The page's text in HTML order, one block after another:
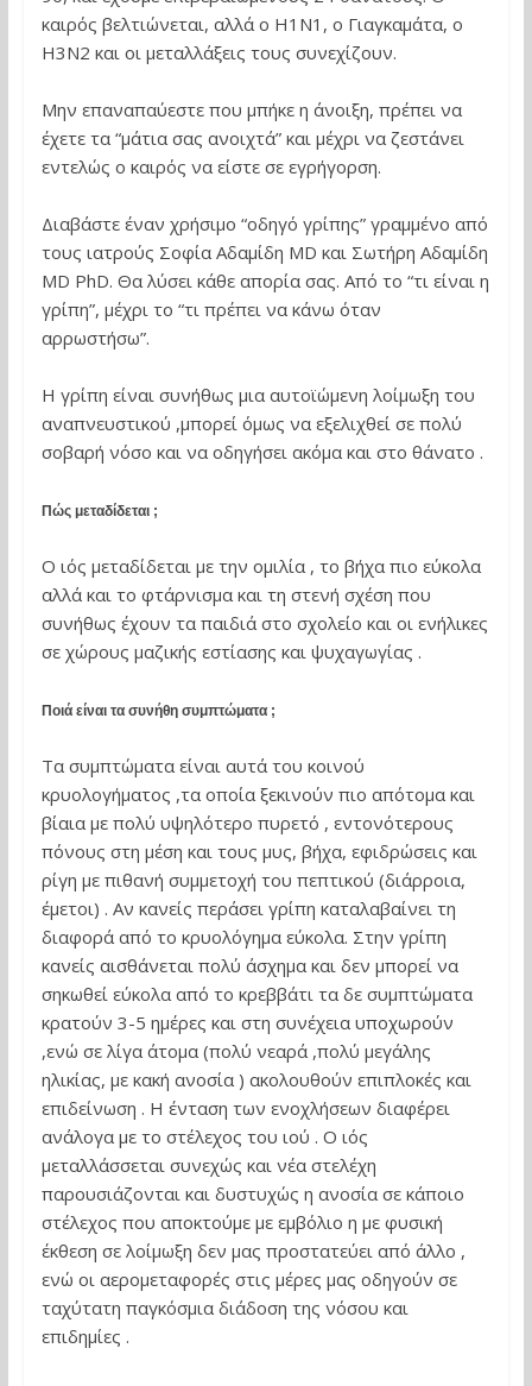
καιρός βελτιώνεται, αλλά ο Η1Ν1, ο Γιαγκαμάτα, ο
Η3Ν2 και οι μεταλλάξεις τους συνεχίζουν.
Μην επαναπαύεστε που μπήκε η άνοιξη, πρέπει να
έχετε τα “μάτια σας ανοιχτά” και μέχρι να ζεστάνει
εντελώς ο καιρός να είστε σε εγρήγορση.
Διαβάστε έναν χρήσιμο “οδηγό γρίπης” γραμμένο από
τους ιατρούς Σοφία Αδαμίδη MD και Σωτήρη Αδαμίδη
MD PhD. Θα λύσει κάθε απορία σας. Από το “τι είναι η
γρίπη”, μέχρι το “τι πρέπει να κάνω όταν
αρρωστήσω”.
Η γρίπη είναι συνήθως μια αυτοϊώμενη λοίμωξη του
αναπνευστικού ,μπορεί όμως να εξελιχθεί σε πολύ
σοβαρή νόσο και να οδηγήσει ακόμα και στο θάνατο .
Πώς μεταδίδεται ;
Ο ιός μεταδίδεται με την ομιλία , το βήχα πιο εύκολα
αλλά και το φτάρνισμα και τη στενή σχέση που
συνήθως έχουν τα παιδιά στο σχολείο και οι ενήλικες
σε χώρους μαζικής εστίασης και ψυχαγωγίας .
Ποιά είναι τα συνήθη συμπτώματα ;
Τα συμπτώματα είναι αυτά του κοινού
κρυολογήματος ,τα οποία ξεκινούν πιο απότομα και
βίαια με πολύ υψηλότερο πυρετό , εντονότερους
πόνους στη μέση και τους μυς, βήχα, εφιδρώσεις και
ρίγη με πιθανή συμμετοχή του πεπτικού (διάρροια,
έμετοι) . Αν κανείς περάσει γρίπη καταλαβαίνει τη
διαφορά από το κρυολόγημα εύκολα. Στην γρίπη
κανείς αισθάνεται πολύ άσχημα και δεν μπορεί να
σηκωθεί εύκολα από το κρεββάτι τα δε συμπτώματα
κρατούν 3-5 ημέρες και στη συνέχεια υποχωρούν
,ενώ σε λίγα άτομα (πολύ νεαρά ,πολύ μεγάλης
ηλικίας, με κακή ανοσία ) ακολουθούν επιπλοκές και
επιδείνωση . Η ένταση των ενοχλήσεων διαφέρει
ανάλογα με το στέλεχος του ιού . Ο ιός
μεταλλάσσεται συνεχώς και νέα στελέχη
παρουσιάζονται και δυστυχώς η ανοσία σε κάποιο
στέλεχος που αποκτούμε με εμβόλιο η με φυσική
έκθεση σε λοίμωξη δεν μας προστατεύει από άλλο ,
ενώ οι αερομεταφορές στις μέρες μας οδηγούν σε
ταχύτατη παγκόσμια διάδοση της νόσου και
επιδημίες .